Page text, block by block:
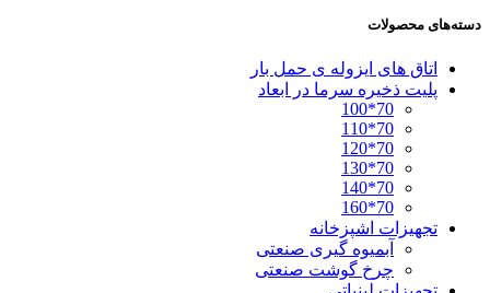
دسته‌های محصولات
اتاق های ایزوله ی حمل بار
پلیت ذخیره سرما در ابعاد
70*100
70*110
70*120
70*130
70*140
70*160
تجهیزات اشپزخانه
آبمیوه گیری صنعتی
چرخ گوشت صنعتی